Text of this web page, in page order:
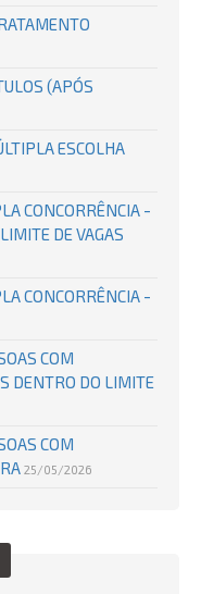
(APÓS
ESCOLHA
CONCORRÊNCIA -
DE VAGAS
CONCORRÊNCIA -
COM
DENTRO DO LIMITE
COM
25/05/2026